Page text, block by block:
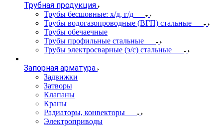
Трубная продукция
Трубы бесшовные: х/д, г/д
Трубы водогазопроводные (ВГП) стальные
Трубы обечаечные
Трубы профильные стальные
Трубы электросварные (э/с) стальные
Запорная арматура
Задвижки
Затворы
Клапаны
Краны
Радиаторы, конвекторы
Электроприводы